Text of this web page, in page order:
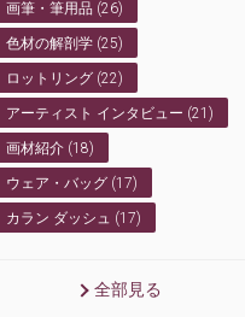
画筆・筆用品 (26)
色材の解剖学 (25)
ロットリング (22)
アーティスト インタビュー (21)
画材紹介 (18)
ウェア・バッグ (17)
カラン ダッシュ (17)
全部見る